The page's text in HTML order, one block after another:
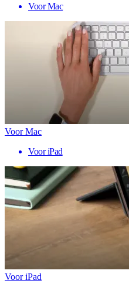
Voor Mac
Voor Mac
Voor iPad
Voor iPad